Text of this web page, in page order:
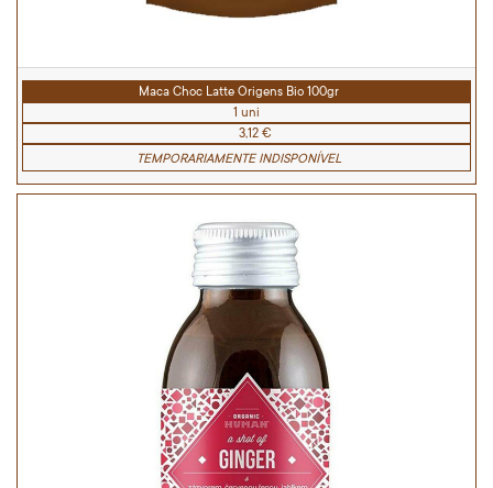
Maca Choc Latte Origens Bio 100gr
1 uni
3,12 €
TEMPORARIAMENTE INDISPONÍVEL